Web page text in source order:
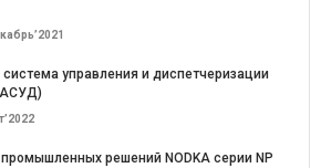
управления и диспетчеризации
решений NODKA серии NP